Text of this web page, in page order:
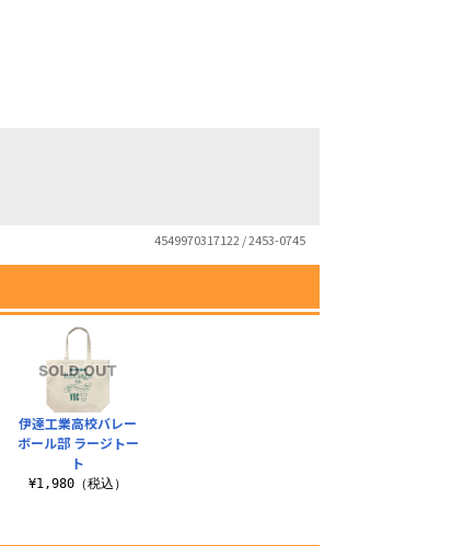
4549970317122 / 2453-0745
伊達工業高校バレー
ボール部 ラージトー
ト
¥1,980（税込）